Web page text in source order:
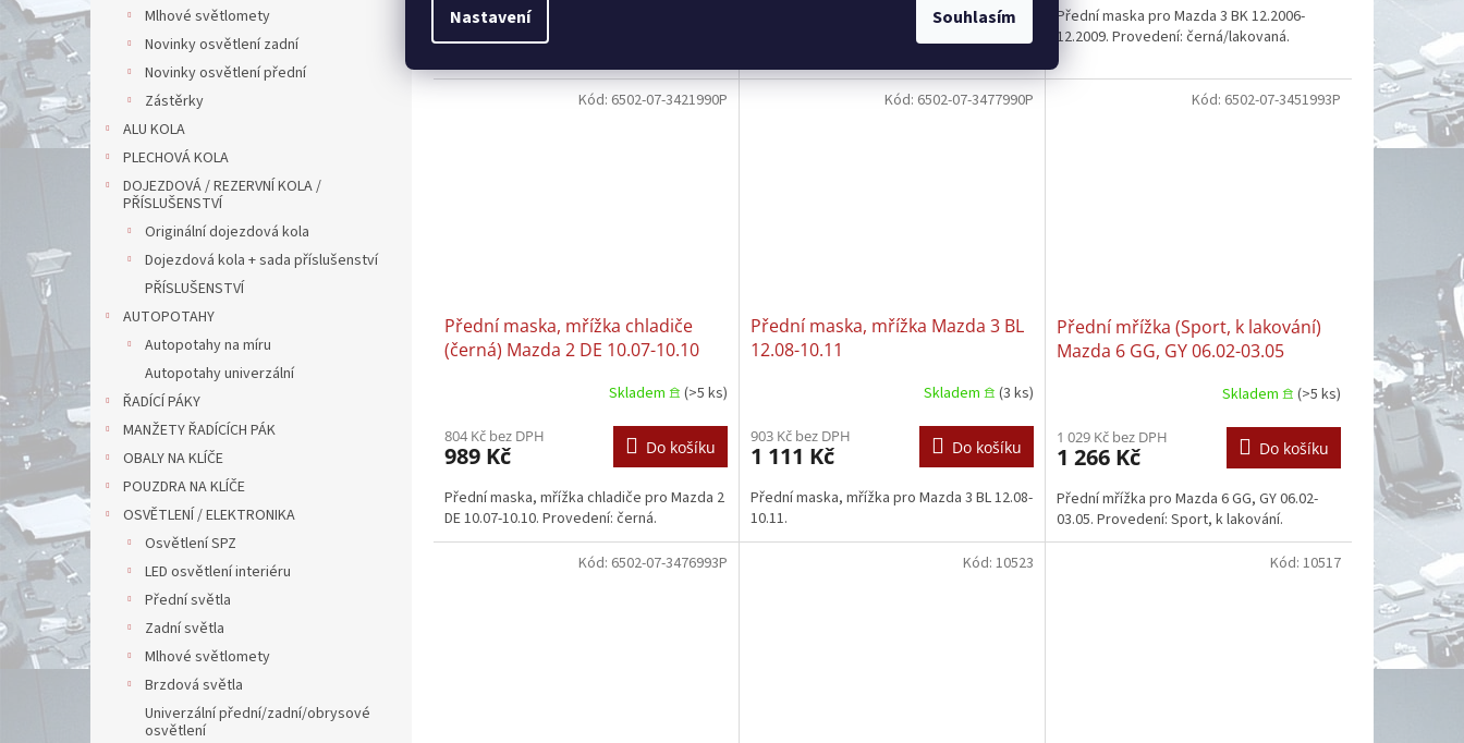
Nastavení Souhlasím
Mlhové světlomety
Novinky osvětlení zadní
Novinky osvětlení přední
Zástěrky
ALU KOLA
PLECHOVÁ KOLA
DOJEZDOVÁ / REZERVNÍ KOLA /
PŘÍSLUŠENSTVÍ
Originální dojezdová kola
Dojezdová kola + sada příslušenství
PŘÍSLUŠENSTVÍ
AUTOPOTAHY
Autopotahy na míru
Autopotahy univerzální
ŘADÍCÍ PÁKY
MANŽETY ŘADÍCÍCH PÁK
OBALY NA KLÍČE
POUZDRA NA KLÍČE
OSVĚTLENÍ / ELEKTRONIKA
Osvětlení SPZ
LED osvětlení interiéru
Přední světla
Zadní světla
Mlhové světlomety
Brzdová světla
Univerzální přední/zadní/obrysové
osvětlení
Přední maska pro Mazda 3 BK 12.2006-
12.2009. Provedení: chromovaná/bude
Přední maska pro Mazda 3 BM 09.2013-
02.2017. Provedení: lesklá černá.
Přední maska pro Mazda 3 BK 12.2006-
12.2009. Provedení: černá/lakovaná.
Přední maska, mřížka chladiče
(černá) Mazda 2 DE 10.07-10.10
Skladem 𖠿 (>5 ks)
804 Kč bez DPH
989 Kč Do košíku
Přední maska, mřížka chladiče pro Mazda 2
DE 10.07-10.10. Provedení: černá.
Kód: 6502-07-3421990P
Přední maska, mřížka Mazda 3 BL
12.08-10.11
Skladem 𖠿 (3 ks)
903 Kč bez DPH
1 111 Kč Do košíku
Přední maska, mřížka pro Mazda 3 BL 12.08-
10.11.
Kód: 6502-07-3477990P
Přední mřížka (Sport, k lakování)
Mazda 6 GG, GY 06.02-03.05
Skladem 𖠿 (>5 ks)
1 029 Kč bez DPH
1 266 Kč Do košíku
Přední mřížka pro Mazda 6 GG, GY 06.02-
03.05. Provedení: Sport, k lakování.
Kód: 6502-07-3451993P
Kód: 6502-07-3476993P Kód: 10523 Kód: 10517